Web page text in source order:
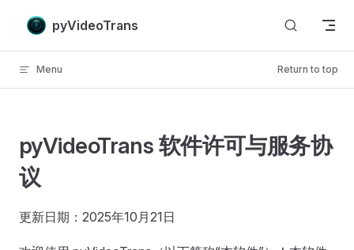
Skip to content
pyVideoTrans
Menu Return to top
pyVideoTrans 软件许可与服务协
议
更新日期：2025年10月21日